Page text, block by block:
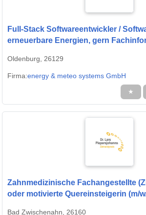
Full-Stack Softwareentwickler /
erneuerbare Energien, gern
Oldenburg, 26129
Firma:energy & meteo systems GmbH
★
Zahnmedizinische Fachangestellte
oder motivierte Quereinsteigerin (m/
Bad Zwischenahn, 26160